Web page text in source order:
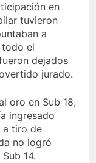
en
tuvieron
a
todo el
dejados
jurado.
oro en Sub 18,
ingresado
a tiro de
no logró
14.